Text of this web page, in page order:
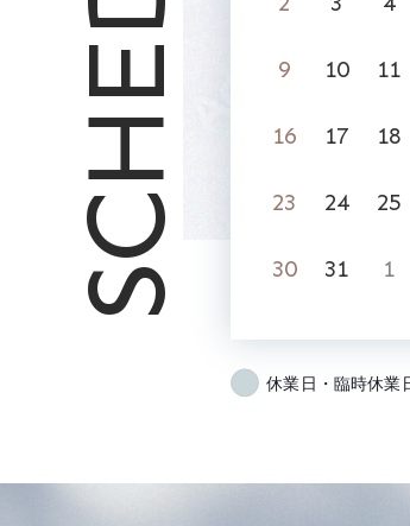
9 10 11
16 17 18
23 24 25
30 31 1
休業日・臨時休業